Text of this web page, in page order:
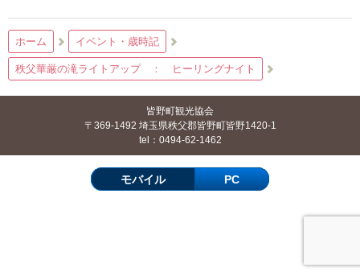
ホーム イベント・歳時記
秩父華厳の滝ライトアップ ： ヒーリングナイト
皆野町観光協会
〒369-1492 埼玉県秩父郡皆野町皆野1420-1
tel：0494-62-1462
モバイル PC